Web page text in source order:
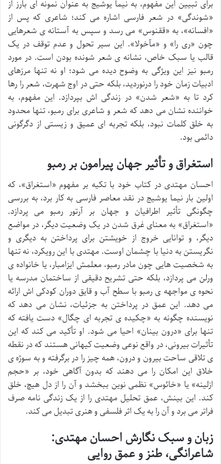
برای تبیین این مفهوم، به نیما یوشیج به عنوان نمونه ای بارز از
«شوندگی» در شعر فارسی اشاره می کند؛ شاعری که پس از
«افسانه»، به «ققنوس» می رسد و سپس به آستانه ی شعرهایی
چون «ری را» و «مآخولا». این سیر تحول و عدم توقف در یک
قالب یا سبک خاص، نشانه ی شعر شونده بودن است. در مورد
رمبو نیز این ویژگی به وضوح دیده می شود؛ او نه تنها مرزهای
ادبیات زمان خود را درنوردید، بلکه حتی در اوج شهرت، شعر را رها
کرد تا به «شعر شدن» در زندگی اش بپردازد. این مفهوم، به
خواننده نشان می دهد که شعر و شاعری برای رمبو، تنها محدود
به خلق کلمات نبود، بلکه تجربه ای عمیق و زیستی از دگرگونی
دائمی بود.
استغراق و تأثیر جهان پیرامون بر رمبو
احسان مهتدی در کتاب خود با تکیه بر مفهوم «استغراق»، که
اولین بار نیما یوشیج در نقد معاصر فارسی به کار برد، به بررسی
چگونگی تأثیر اطرافیان و جهان بر آرتور رمبو می پردازد.
«استغراق» به معنای غرق شدن در یک وضعیت دیگر، در مواضع
دیگر، و توانایی خروج از خویشتن برای پرداختن به دیگری و
نگریستن به دنیا با چشمان اوست. مهتدی با این رویکرد، نه تنها
به شخصیت هایی چون مادر رمبو، معلمش ایزامبار، یا خانواده ی
ورلن می پردازد، بلکه حتی تشریح دقیقی از ساختمان مدرسه یا
نحوه ی مواجهه ی رمبو با سطح آب و قایق دوران کودکی اش ارائه
می دهد. این عمق در پرداختن به جزئیات، نشان می دهد که
نویسنده چگونه به «چکیده ی تجربه ای چگال» دست یافته که
تنها برای «درون بینان» احیا می شود. او تأکید می کند که این
تأثیرات بیرونی، در واقع نوعی وضعیت کیهانی هستند که در نقطه
ی تلاقی ساحت بیرون و درون، همه چیز را در برگرفته و به سوژه ی
خلاق این امکان را می دهند که بدون آگاهی خود، بر «حجم
ازلینه» یا «خائوس» نظمی نوین ببخشد و آن را از دل هیچ، خلق
کند. این بینش، عمق تحلیل مهتدی را از یک زندگی نامه صرف
فراتر می برد و آن را به یک اثر فلسفی و هنری تبدیل می کند.
زبان و سبک نگارش احسان مهتدی:
شاعرانگی، طنز و عمق روایی